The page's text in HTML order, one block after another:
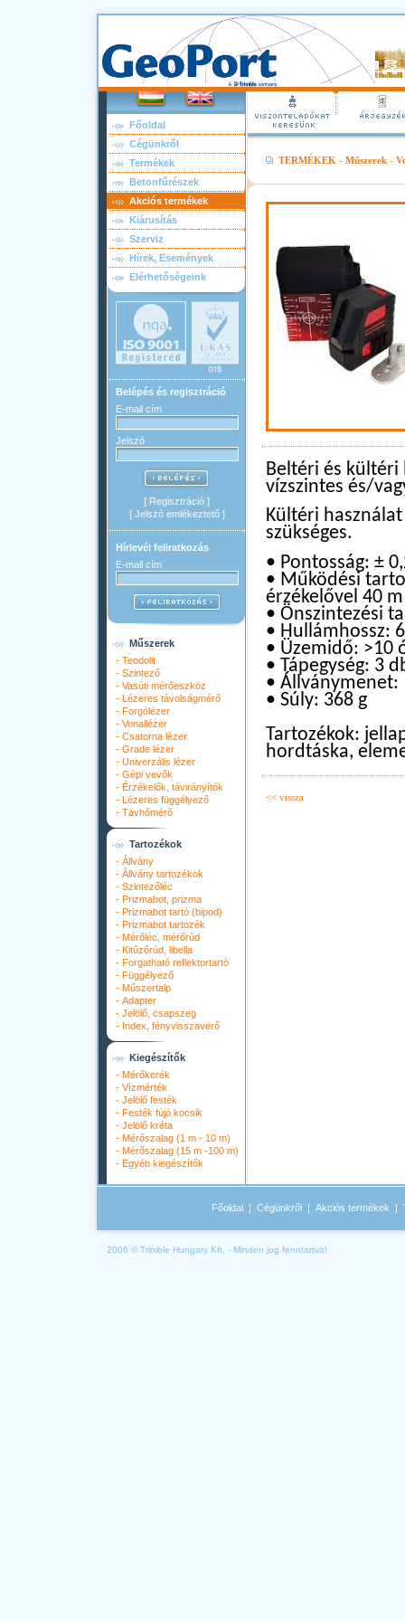
Főoldal
Cégünkről
Termékek
Betonfűrészek
Akciós termékek
Kiárusítás
Szerviz
Hírek, Események
Elérhetőségeink
Belépés és regisztráció
E-mail cím
Jelszó
[ Regisztráció ]
[ Jelszó emlékeztető]
Hírlevél feliratkozás
E-mail cím
Műszerek
- Teodolit
- Szintező
- Vasúti mérőeszköz
- Lézeres távolságmérő
- Forgólézer
- Vonallézer
- Csatorna lézer
- Grade lézer
- Univerzális lézer
- Gépi vevők
- Érzékelők, távirányítók
- Lézeres függélyező
- Távhőmérő
Tartozékok
- Állvány
- Állvány tartozékok
- Szintezőléc
- Prizmabot, prizma
- Prizmabot tartó (bipod)
- Prizmabot tartozék
- Mérőléc, mérőrúd
- Kitűzőrúd, libella
- Forgatható reflektortartó
- Függélyező
- Műszertalp
- Adapter
- Jelölő, csapszeg
- Index, fényvisszaverő
Kiegészítők
- Mérőkerék
- Vízmérték
- Jelölő festék
- Festék fújó kocsik
- Jelölő kréta
- Mérőszalag (1 m - 10 m)
- Mérőszalag (15 m -100 m)
- Egyéb kiegészítők
TERMÉKEK - Műszerek-
Beltéri és kültéri
vízszintes és/
Kültéri
szükséges.
• Pontosság: ±
• Működési
érzékelővel 40 m
• Önszintezési
• Hullámhossz:
• Üzemidő: >10
• Tápegység: 3
• Állványmenet:
• Súly: 368 g
Tartozékok:
hordtáska,
<< vissza
Főoldal | Cégünkről | Akciós termékek |
2006 © Trimble Hungary Kft. - Minden jog fenntartva!